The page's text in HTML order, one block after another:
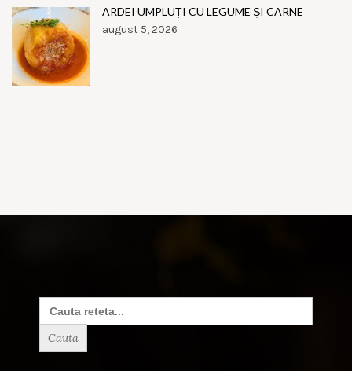
ARDEI UMPLUȚI CU LEGUME ȘI CARNE
august 5, 2026
Search
for: